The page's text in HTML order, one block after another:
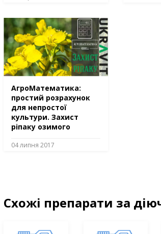
АгроМатематика:
простий розрахунок
для непростої
культури. Захист
ріпаку озимого
04 липня 2017
Схожі препарати за